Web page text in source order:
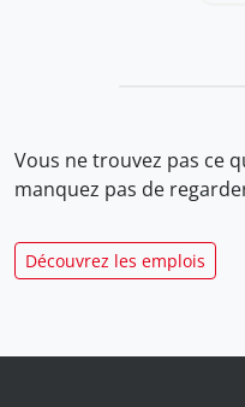
Vous ne trouvez pas ce
manquez pas de
Découvrez les emplois